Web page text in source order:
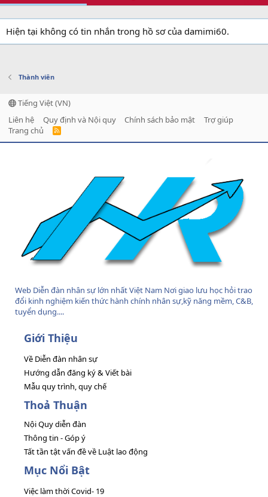
Hiện tại không có tin nhắn trong hồ sơ của damimi60.
Thành viên
Tiếng Việt (VN)
Liên hệ
Quy định và Nội quy Chính sách bảo mật
Trợ giúp
Trang chủ
R
Web Diễn đàn nhân sự lớn nhất Việt Nam Nơi giao lưu học hỏi trao
đổi kinh nghiệm kiến thức hành chính nhân sự,kỹ năng mềm, C&B,
tuyển dụng....
Giới Thiệu
Về Diễn đàn nhân sự
Hướng dẫn đăng ký & Viết bài
Mẫu quy trình, quy chế
Thoả Thuận
Nội Quy diễn đàn
Thông tin - Góp ý
Tất tần tật vấn đề về Luật lao động
Mục Nổi Bật
Việc làm thời Covid- 19